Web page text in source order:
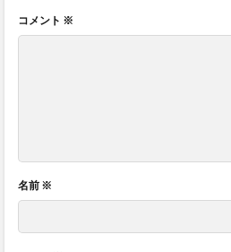
コメント ※
名前 ※